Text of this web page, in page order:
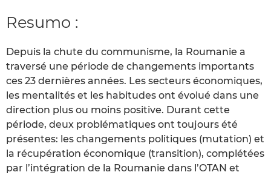
Resumo :
Depuis la chute du communisme, la Roumanie a
traversé une période de changements importants
ces 23 dernières années. Les secteurs économiques,
les mentalités et les habitudes ont évolué dans une
direction plus ou moins positive. Durant cette
période, deux problématiques ont toujours été
présentes: les changements politiques (mutation) et
la récupération économique (transition), complétées
par l’intégration de la Roumanie dans l’OTAN et